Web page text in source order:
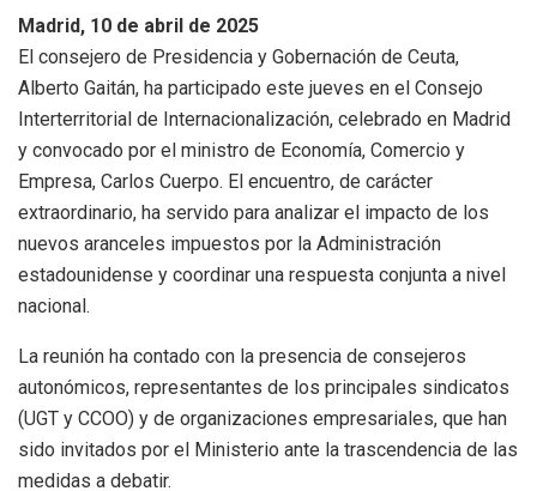
Madrid, 10 de abril de 2025
El consejero de Presidencia y Gobernación de Ceuta,
Alberto Gaitán, ha participado este jueves en el Consejo
Interterritorial de Internacionalización, celebrado en Madrid
y convocado por el ministro de Economía, Comercio y
Empresa, Carlos Cuerpo. El encuentro, de carácter
extraordinario, ha servido para analizar el impacto de los
nuevos aranceles impuestos por la Administración
estadounidense y coordinar una respuesta conjunta a nivel
nacional.
La reunión ha contado con la presencia de consejeros
autonómicos, representantes de los principales sindicatos
(UGT y CCOO) y de organizaciones empresariales, que han
sido invitados por el Ministerio ante la trascendencia de las
medidas a debatir.